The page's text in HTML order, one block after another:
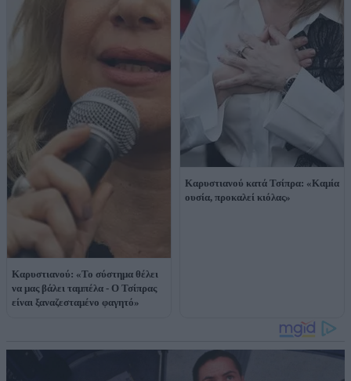
Καρυστιανού: «Το σύστημα θέλει
να μας βάλει ταμπέλα - Ο Τσίπρας
είναι ξαναζεσταμένο φαγητό»
Καρυστιανού κατά Τσίπρα: «Καμία
ουσία, προκαλεί κιόλας»